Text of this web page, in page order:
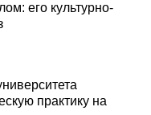
его культурно-
практику на